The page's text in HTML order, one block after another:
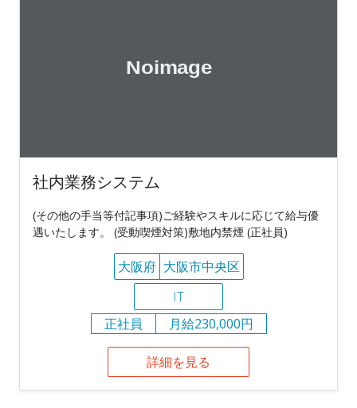
社内業務システム
(その他の手当等付記事項)ご経験やスキルに応じて給与優
遇いたします。 (受動喫煙対策)敷地内禁煙 (正社員)
大阪府 大阪市中央区
IT
正社員
月給230,000円
詳細を見る